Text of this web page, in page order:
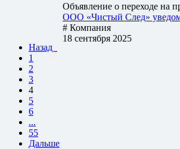
Объявление о переходе на
ООО «Чистый След»
# Компания
18 сентября 2025
Назад
1
2
3
4
5
6
...
55
Дальше